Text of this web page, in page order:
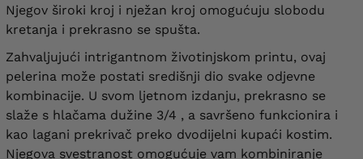
Njegov široki kroj i nježan kroj omogućuju slobodu
kretanja i prekrasno se spušta.
Zahvaljujući intrigantnom životinjskom printu, ovaj
pelerina može postati središnji dio svake odjevne
kombinacije. U svom ljetnom izdanju, prekrasno se
slaže s hlačama dužine 3/4 , a savršeno funkcionira i
kao lagani prekrivač preko dvodijelni kupaći kostim.
Njegova svestranost omogućuje vam kombiniranje